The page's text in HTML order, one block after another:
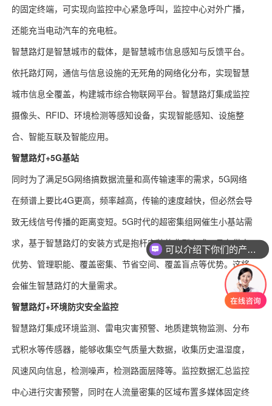
的固定终端，可实现向监控中心紧急呼叫，监控中心对外广播，
还能充当电动汽车的充电桩。
智慧路灯是智慧城市的载体，是智慧城市信息感知与反馈平台。
依托路灯网，通信与信息设施的无死角的网络化分布，实现智慧
城市信息全覆盖，构建城市综合物联网平台。智慧路灯集成监控
摄像头、RFID、环境检测等感知设备，实现智能感知、设施整
合、智能互联及智能应用。
智慧路灯+5G基站
同时为了满足5G网络搞数据流量和高传输速率的需求，5G网络
在频谱上要比4G更高，频率越高，传输的速度越快，但必然会导
致无线信号传播的距离变短。5G时代的超密集组网催生小基站需
求，基于智慧路灯的安装方式是抱杆安装的典型方式，具有供电
优势、管理职能、覆盖密集、节省空间、覆盖盲点等优势。这将
会催生智慧路灯的大量需求。
智慧路灯+环境防灾安全监控
智慧路灯集成环境监测、雷电灾害预警、地质建筑物监测、分布
式积水等传感器，能够收集空气质量大数据，收集历史温湿度，
风速风向信息，检测噪声，检测路面层降等。监控数据汇总监控
中心进行灾害预警，同时在人流量密集的区域布置多媒体固定终